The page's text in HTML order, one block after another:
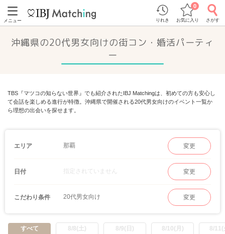
メニュー りれき お気に入り
0
さがす
沖縄県の20代男女向けの街コン・婚活パーティ
ー
TBS『マツコの知らない世界』でも紹介されたIBJ Matchingは、初めての方も安心し
て会話を楽しめる進行が特徴。沖縄県で開催される20代男女向けのイベント一覧か
ら理想の出会いを探せます。
エリア 那覇 変更
日付 指定されていません 変更
こだわり条件 20代男女向け 変更
すべて
8/8(土)
8/9(日)
8/10(月)
8/11(